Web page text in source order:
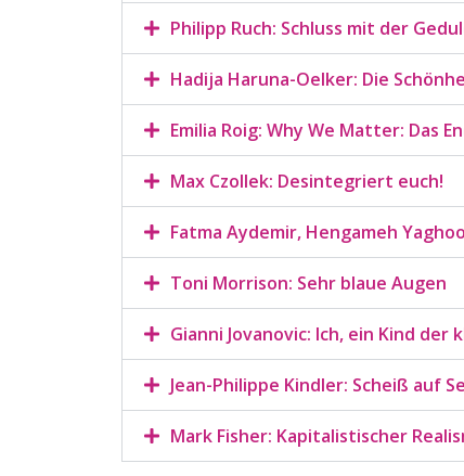
Philipp Ruch: Schluss mit der
Hadija Haruna-Oelker: Die
Emilia Roig: Why We Matter: Das
Max Czollek: Desintegriert euch!
Fatma Aydemir, Hengameh
Toni Morrison: Sehr blaue Augen
Gianni Jovanovic: Ich, ein Kind der
Jean-Philippe Kindler: Scheiß auf
Mark Fisher: Kapitalistischer